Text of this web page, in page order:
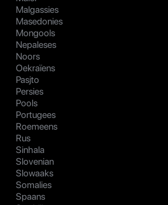
Malgassies
Masedonies
Mongools
Nepaleses
Noors
Oekraïens
Pasjto
Persies
Pools
Portugees
Roemeens
Rus
Sinhala
Slovenian
Slowaaks
Somalies
Spaans